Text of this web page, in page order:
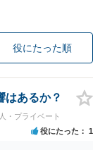
役にたった順
はあるか？
・プライベート
役にたった 1